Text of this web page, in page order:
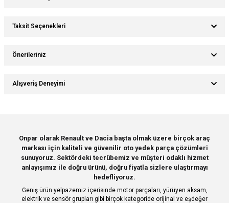
Taksit Seçenekleri
Önerileriniz
Bu ürünün fiyat bilgisi, resim, ürün açıklamalarında ve diğer konularda
yetersiz gördüğünüz noktaları öneri formunu kullanarak tarafımıza
Ürün resmi kalitesiz, bozuk veya görüntülenemiyor.
Ürün açıklamasında eksik bilgiler bulunuyor.
Ürün bilgilerinde hatalar bulunuyor.
Ürün fiyatı diğer sitelerden daha pahalı.
Bu ürüne benzer farklı alternatifler olmalı.
Alışveriş Deneyimi
Deneyimini Paylaş
Onpar olarak Renault ve Dacia başta olmak üzere birçok araç
markası için kaliteli ve güvenilir oto yedek parça çözümleri
sunuyoruz. Sektördeki tecrübemiz ve müşteri odaklı hizmet
anlayışımız ile doğru ürünü, doğru fiyatla sizlere ulaştırmayı
hedefliyoruz.
Geniş ürün yelpazemiz içerisinde motor parçaları, yürüyen aksam,
elektrik ve sensör grupları gibi birçok kategoride orijinal ve eşdeğer